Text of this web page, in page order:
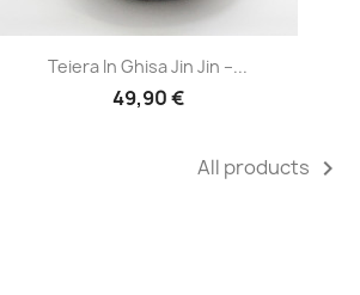
Anteprima
Teiera In Ghisa Jin Jin –...
49,90 €
All products 